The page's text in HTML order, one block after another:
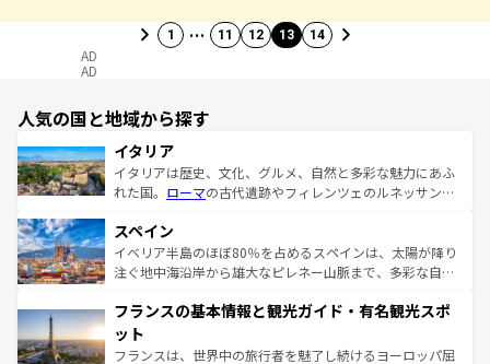
1 … 11 12 13 14
AD
AD
人気の国と地域から探す
イタリア
イタリアは歴史、文化、グルメ、自然と多彩な魅力にあふ
れた国。 ローマの古代遺跡やフィレンツェのルネッサンス
ろん、トスカーナの美しい田園風景やアマルフィ海岸の絶
景など、自然景観も見逃せない。観光の合間には、本場の
ピザやパスタなど、絶品のイタリア料理を堪能することも
ませてくれるイタリアで、忘れられない旅をしてみよう！
なお、新着のイタリア情報は
しい。
スペイン
イベリア半島のほぼ80％を占めるスペインは、太陽が降り
注ぐ地中海沿岸から雄大なピレネー山脈まで、多彩な自然
文化が根付くこの国では、情熱的なフラメンコ、熱気あふ
れる闘牛、そして美味しいタパスが生活の一部となってい
る。首都マドリードの洗練された雰囲気や、バルセロナの
フランスの基本情報と観光ガイド・有名観光スポ
ット
フランスは、世界中の旅行者を魅了し続けるヨーロッパ屈